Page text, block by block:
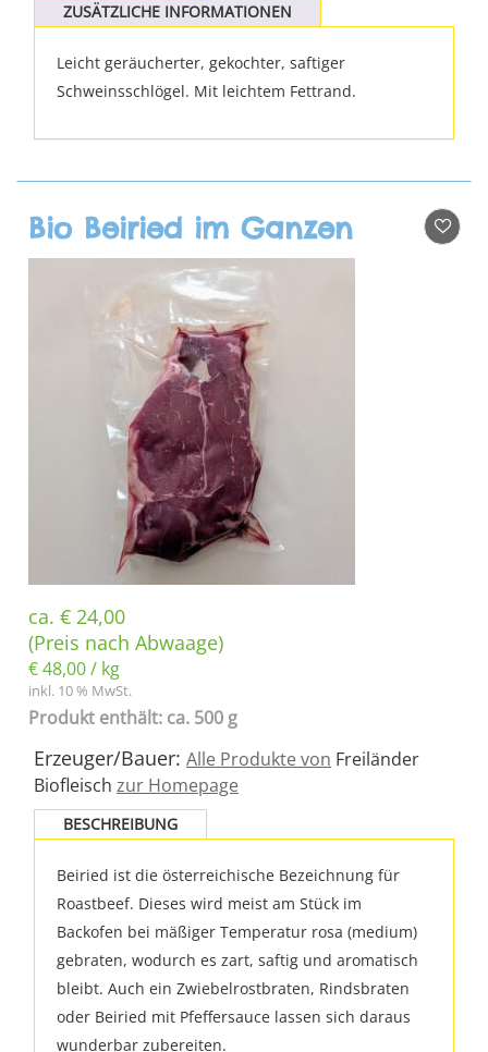
ZUSÄTZLICHE INFORMATIONEN
Leicht geräucherter, gekochter, saftiger
Schweinsschlögel. Mit leichtem Fettrand.
Bio Beiried im Ganzen
ca. € 24,00
(Preis nach Abwaage)
€48,00/ kg
inkl. 10 % MwSt.
Produkt enthält: ca. 500 g
Erzeuger/Bauer: Alle Produkte von Freiländer
Biofleisch zur Homepage
BESCHREIBUNG
Beiried ist die österreichische Bezeichnung für
Roastbeef. Dieses wird meist am Stück im
Backofen bei mäßiger Temperatur rosa (medium)
gebraten, wodurch es zart, saftig und aromatisch
bleibt. Auch ein Zwiebelrostbraten, Rindsbraten
oder Beiried mit Pfeffersauce lassen sich daraus
wunderbar zubereiten.